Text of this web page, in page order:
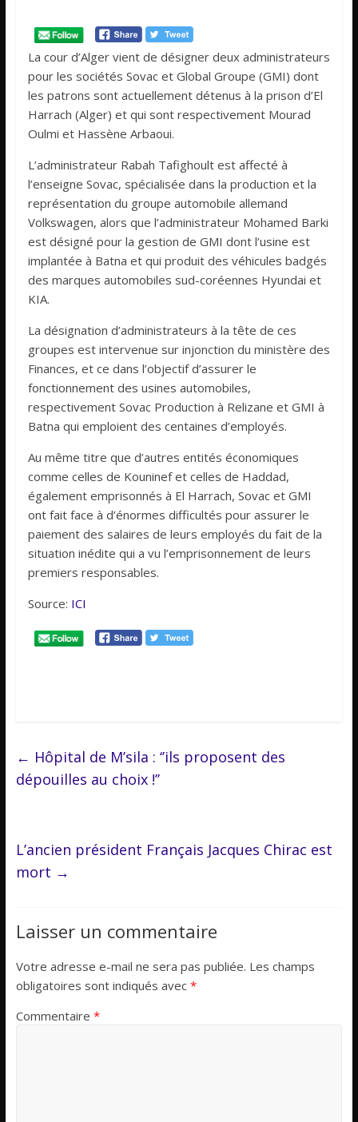
La cour d’Alger vient de désigner deux administrateurs
pour les sociétés Sovac et Global Groupe (GMI) dont
les patrons sont actuellement détenus à la prison d’El
Harrach (Alger) et qui sont respectivement Mourad
Oulmi et Hassène Arbaoui.
L’administrateur Rabah Tafighoult est affecté à
l’enseigne Sovac, spécialisée dans la production et la
représentation du groupe automobile allemand
Volkswagen, alors que l’administrateur Mohamed Barki
est désigné pour la gestion de GMI dont l’usine est
implantée à Batna et qui produit des véhicules badgés
des marques automobiles sud-coréennes Hyundai et
KIA.
La désignation d’administrateurs à la tête de ces
groupes est intervenue sur injonction du ministère des
Finances, et ce dans l’objectif d’assurer le
fonctionnement des usines automobiles,
respectivement Sovac Production à Relizane et GMI à
Batna qui emploient des centaines d’employés.
Au même titre que d’autres entités économiques
comme celles de Kouninef et celles de Haddad,
également emprisonnés à El Harrach, Sovac et GMI
ont fait face à d’énormes difficultés pour assurer le
paiement des salaires de leurs employés du fait de la
situation inédite qui a vu l’emprisonnement de leurs
premiers responsables.
Source: ICI
← Hôpital de M’sila : ‘’ils proposent des
dépouilles au choix !’’
L’ancien président Français Jacques Chirac est
mort →
Laisser un commentaire
Votre adresse e-mail ne sera pas publiée. Les champs
obligatoires sont indiqués avec *
Commentaire *